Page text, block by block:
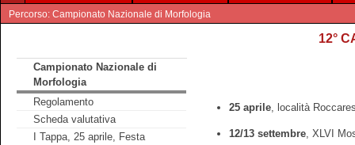
Percorso: Campionato Nazionale di Morfologia
Campionato Nazionale di
Morfologia
Regolamento
Scheda valutativa
I Tappa, 25 aprile, Festa
12°
25 aprile, località
12/13 settembre, XLVI